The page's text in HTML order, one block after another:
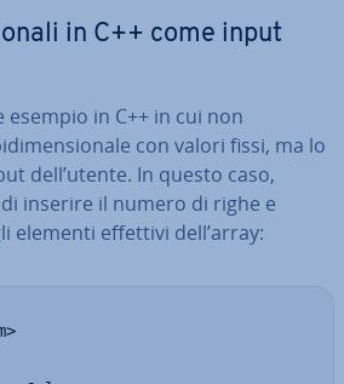
in C++ come input
in C++ in cui non
con valori fissi, ma lo
dell’utente. In questo caso,
inserire il numero di righe e
elementi effettivi dell’array: